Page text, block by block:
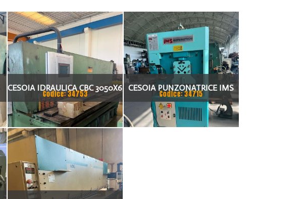
CESOIA IDRAULICA CBC 3050X6
Codice: 34753
CESOIA PUNZONATRICE IMS
HY 36 VA
Codice: 34715